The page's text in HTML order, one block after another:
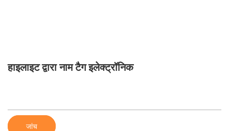
हाइलाइट द्वारा नाम टैग इलेक्ट्रॉनिक
जांच